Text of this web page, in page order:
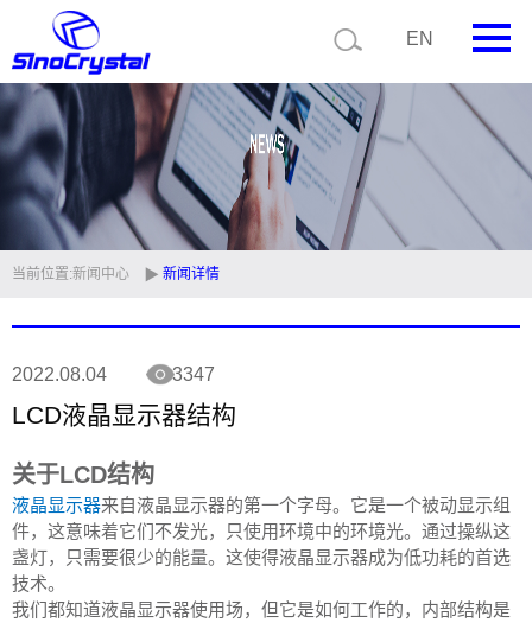
EN
首页
公司简介
产品中心
技术支持
视频中心
新闻中心
联系我们
定制品
当前位置:新闻中心 新闻详情
2022.08.04 3347
LCD液晶显示器结构
关于LCD结构
液晶显示器来自液晶显示器的第一个字母。它是一个被动显示组
件，这意味着它们不发光，只使用环境中的环境光。通过操纵这
盏灯，只需要很少的能量。这使得液晶显示器成为低功耗的首选
技术。
我们都知道液晶显示器使用场，但它是如何工作的，内部结构是